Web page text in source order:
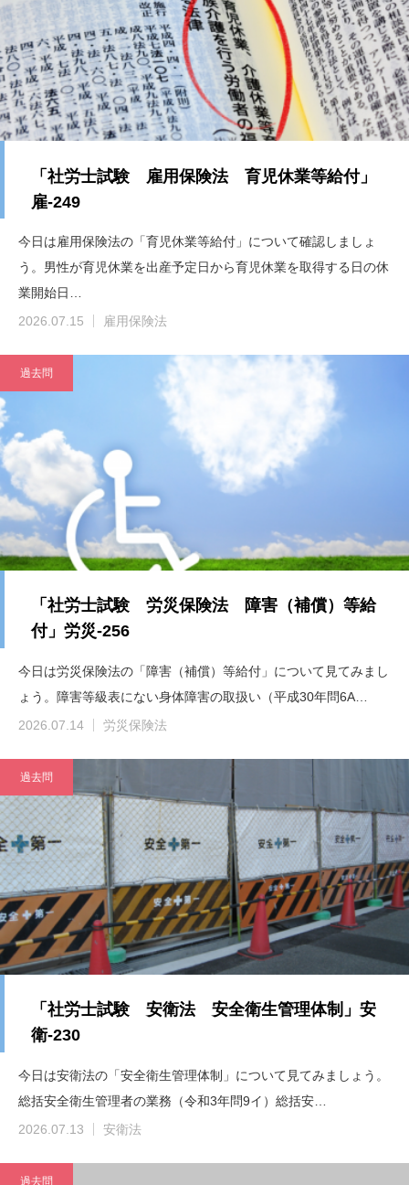
「社労士試験 雇用保険法 育児休業等給付」
雇-249
今日は雇用保険法の「育児休業等給付」について確認しましょ
う。男性が育児休業を出産予定日から育児休業を取得する日の休
業開始日…
2026.07.15
雇用保険法
過去問
「社労士試験 労災保険法 障害（補償）等給
付」労災-256
今日は労災保険法の「障害（補償）等給付」について見てみまし
ょう。障害等級表にない身体障害の取扱い（平成30年問6A…
2026.07.14
労災保険法
過去問
「社労士試験 安衛法 安全衛生管理体制」安
衛-230
今日は安衛法の「安全衛生管理体制」について見てみましょう。
総括安全衛生管理者の業務（令和3年問9イ）総括安…
2026.07.13
安衛法
過去問